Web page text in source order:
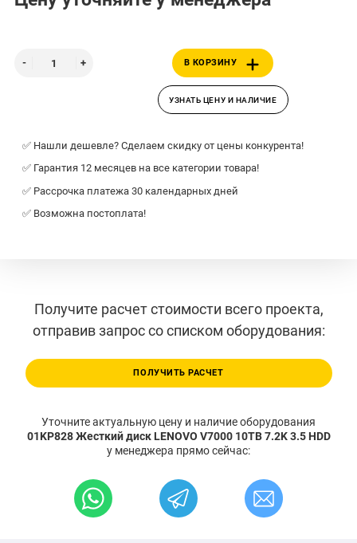
В КОРЗИНУ
УЗНАТЬ ЦЕНУ И НАЛИЧИЕ
✅ Нашли дешевле? Сделаем скидку от цены конкурента!
✅ Гарантия 12 месяцев на все категории товара!
✅ Рассрочка платежа 30 календарных дней
✅ Возможна постоплата!
Получите расчет стоимости всего проекта,
отправив запрос со списком оборудования:
ПОЛУЧИТЬ РАСЧЕТ
Уточните актуальную цену и наличие оборудования
01KP828 Жесткий диск LENOVO V7000 10TB 7.2K 3.5 HDD
у менеджера прямо сейчас: